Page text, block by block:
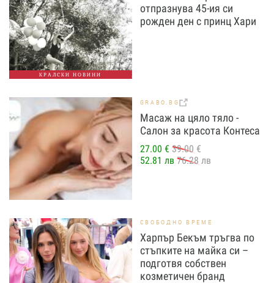
КРАЛСКИ НОВИНИ
отпразнува 45-ия си
рожден ден с принц Хари
GRABO.BG
Масаж на цяло тяло -
Салон за красота Контеса
27.00 € 39.00 €
52.81 лв 76.28 лв
СВОБОДНО ВРЕМЕ
Харпър Бекъм тръгва по
стъпките на майка си –
подготвя собствен
козметичен бранд